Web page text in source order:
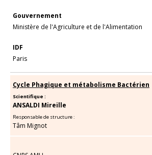
Gouvernement
Ministère de l'Agriculture et de l'Alimentation
IDF
Paris
Cycle Phagique et métabolisme Bactérien
Scientifique :
ANSALDI Mireille
Responsable de structure :
Tâm Mignot